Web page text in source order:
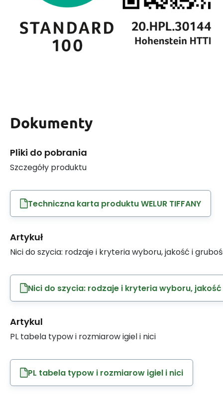
Dokumenty
Pliki do pobrania
Szczegóły produktu
Techniczna karta produktu WELUR TIFFANY
Artykuł
Nici do szycia: rodzaje i kryteria wyboru, jakość i
Nici do szycia: rodzaje i kryteria wyboru,
Artykul
PL tabela typow i rozmiarow igiel i nici
PL tabela typow i rozmiarow igiel i nici